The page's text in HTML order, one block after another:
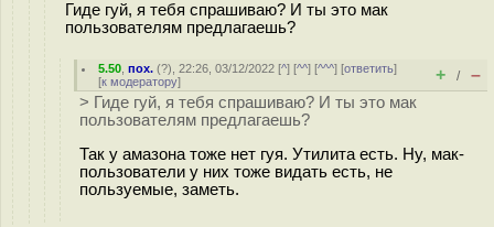
Гиде гуй, я тебя спрашиваю? И ты это мак
пользователям предлагаешь?
5.50 ,пох. (?), 22:26, 03/12/2022 [^] [^^] [^^^] [ответить]
[к модератору] + / –
> Гиде гуй, я тебя спрашиваю? И ты это мак
пользователям предлагаешь?
Так у амазона тоже нет гуя. Утилита есть. Ну, мак-
пользователи у них тоже видать есть, не
пользуемые, заметь.